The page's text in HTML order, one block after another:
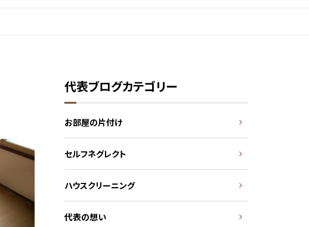
代表ブログカテゴリー
お部屋の片付け
セルフネグレクト
ハウスクリーニング
代表の想い